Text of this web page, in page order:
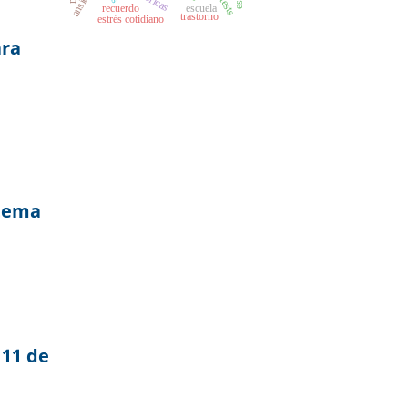
de
recuerdo
estrés cotidiano
escuela
trastorno